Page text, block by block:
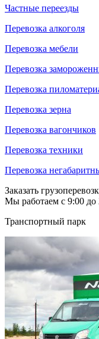
Частные переезды
Перевозка алкоголя
Перевозка мебели
Перевозка
Перевозка
Перевозка зерна
Перевозка вагончиков
Перевозка техники
Перевозка
Заказать
Мы работаем с 9:00 до
Транспортный парк